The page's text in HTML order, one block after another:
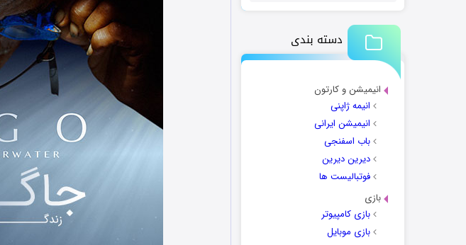
دسته بندی
انیمیشن و کارتون
انیمه ژاپنی
انیمیشن ایرانی
باب اسفنجی
دیرین دیرین
فوتبالیست ها
بازی
بازی کامپیوتر
بازی موبایل